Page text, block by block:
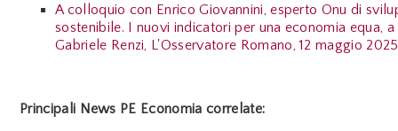
A colloquio con Enrico Giovannini, esperto Onu di
sostenibile. I nuovi indicatori per una economia equa,
Gabriele Renzi, L'Osservatore Romano, 12 maggio 2025
Principali News PE Economia correlate: